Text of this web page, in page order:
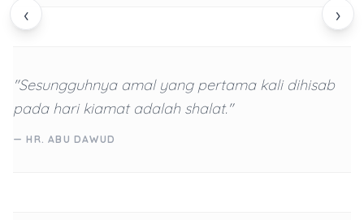
‹ ›
"Sesungguhnya amal yang pertama kali dihisab
pada hari kiamat adalah shalat."
— HR. ABU DAWUD